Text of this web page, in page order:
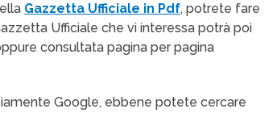
Gazzetta Ufficiale in Pdf, potrete fare
Ufficiale che vi interessa potrà poi
consultata pagina per pagina
Google, ebbene potete cercare